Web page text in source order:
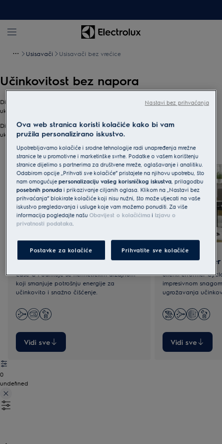
Usisavači Usisavači bez vrećice
Učinkovitost bez napora
Dizajniramo usisavače koji čišćenje čine lakšim i gotovo se neprimjetno
uklapaju u svakodnevicu naših potrošača, bez žrtvovanja učinkovitosti.
Dizajniramo usisavače koji čišćenje čine lakšim i gotovo se neprimjetno
uklapaju u svakodnevicu naših potrošača, bez žrtvovanja učinkovitosti.
3
Ease C4
Ease C4 odlikuje se hermetičkim dizajnom
koji smanjuje potrošnju energije za
učinkovito i snažno čišćenje.
Vidi sve
SilentPerformer
impresivnom
ugrožavanja
Vidi sve
0
undefined
Ova web stranica koristi kolačiće kako bi vam
pružila personalizirano iskustvo.
Upotrebljavamo kolačiće i srodne tehnologije radi unapređenja mrežne
stranice te u promotivne i marketinške svrhe. Podatke o vašem korištenju
stranice dijelimo s partnerima za društvene mreže, oglašavanje i analitiku.
Odabirom opcije „Prihvati sve kolačiće” pristajete na njihovu upotrebu, što
nam omogućujepersonalizaciju vašeg korisničkog iskustva , prilagodbu
posebnih ponuda i prikazivanje ciljanih oglasa. Klikom na „Nastavi bez
prihvaćanja” blokirate kolačiće koji nisu nužni, što može utjecati na vaše
iskustvo pregledavanja i usluge koje vam možemo ponuditi. Za više
informacija pogledajte našuObavijest o kolačićima i Izjavu o
privatnosti podataka
Postavke za kolačiće Prihvatite sve kolačiće
Nastavi bez prihvaćanja